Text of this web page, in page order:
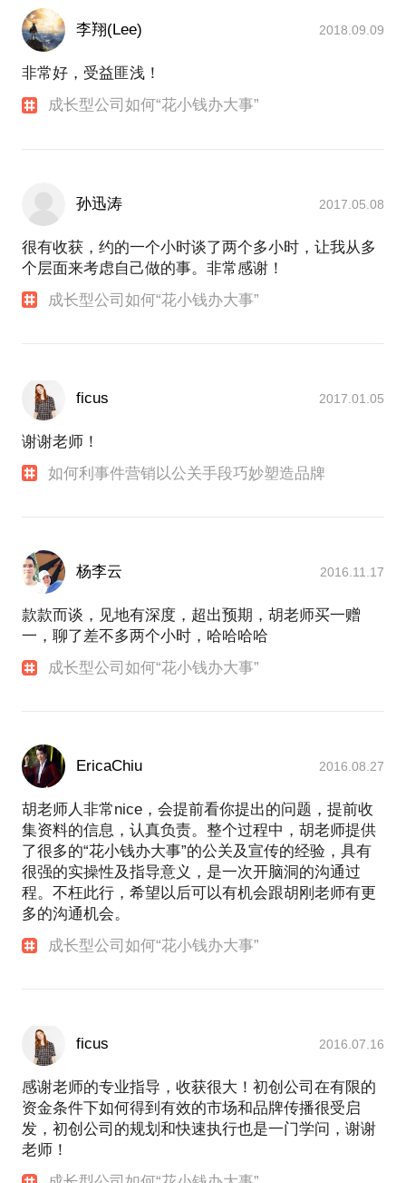
李翔(Lee) 2018.09.09
非常好，受益匪浅！
成长型公司如何“花小钱办大事”
孙迅涛 2017.05.08
很有收获，约的一个小时谈了两个多小时，让我从多
个层面来考虑自己做的事。非常感谢！
成长型公司如何“花小钱办大事”
ficus 2017.01.05
谢谢老师！
如何利事件营销以公关手段巧妙塑造品牌
杨李云 2016.11.17
款款而谈，见地有深度，超出预期，胡老师买一赠
一，聊了差不多两个小时，哈哈哈哈
成长型公司如何“花小钱办大事”
EricaChiu 2016.08.27
胡老师人非常nice，会提前看你提出的问题，提前收
集资料的信息，认真负责。整个过程中，胡老师提供
了很多的“花小钱办大事”的公关及宣传的经验，具有
很强的实操性及指导意义，是一次开脑洞的沟通过
程。不枉此行，希望以后可以有机会跟胡刚老师有更
多的沟通机会。
成长型公司如何“花小钱办大事”
ficus 2016.07.16
感谢老师的专业指导，收获很大！初创公司在有限的
资金条件下如何得到有效的市场和品牌传播很受启
发，初创公司的规划和快速执行也是一门学问，谢谢
老师！